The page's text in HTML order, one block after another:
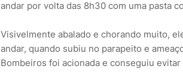
andar por volta das 8h30 com uma pasta
Visivelmente abalado e chorando muito,
andar, quando subiu no parapeito e
Bombeiros foi acionada e conseguiu evitar